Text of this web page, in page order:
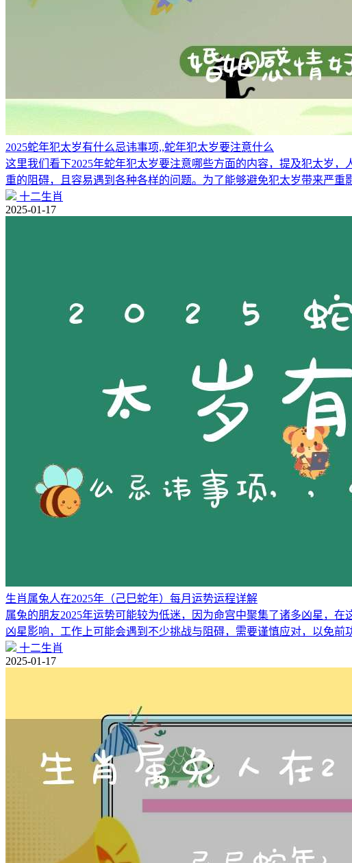
2025蛇年犯太岁有什么忌讳事项,,蛇年犯太岁要注意什么
这里我们看下2025年蛇年犯太岁要注意哪些方面的内容，提及犯太岁
重的阻碍，且容易遇到各种各样的问题。为了能够避免犯太岁带来严重
十二生肖
2025-01-17
生肖属兔人在2025年（己巳蛇年）每月运势运程详解
属兔的朋友2025年运势可能较为低迷，因为命宫中聚集了诸多凶星，
凶星影响，工作上可能会遇到不少挑战与阻碍，需要谨慎应对，以免前
十二生肖
2025-01-17